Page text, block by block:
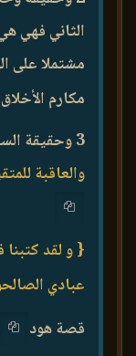
الثاني فهي
مشتملا على
مكارم
3 وحقيقة السنن الجارية التي تتخلف ولا تحيد
والعاقبة
{ و لقد كتبنا
عبادي
قصة هود